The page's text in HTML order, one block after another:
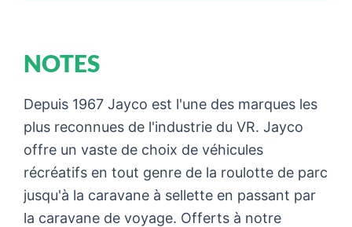
NOTES
Depuis 1967 Jayco est l'une des marques les
plus reconnues de l'industrie du VR. Jayco
offre un vaste de choix de véhicules
récréatifs en tout genre de la roulotte de parc
jusqu'à la caravane à sellette en passant par
la caravane de voyage. Offerts à notre